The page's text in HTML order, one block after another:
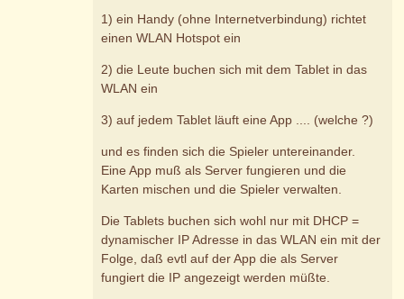
1) ein Handy (ohne Internetverbindung) richtet
einen WLAN Hotspot ein
2) die Leute buchen sich mit dem Tablet in das
WLAN ein
3) auf jedem Tablet läuft eine App .... (welche ?)
und es finden sich die Spieler untereinander.
Eine App muß als Server fungieren und die
Karten mischen und die Spieler verwalten.
Die Tablets buchen sich wohl nur mit DHCP =
dynamischer IP Adresse in das WLAN ein mit der
Folge, daß evtl auf der App die als Server
fungiert die IP angezeigt werden müßte.